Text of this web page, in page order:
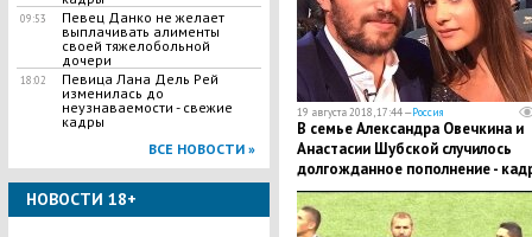
09:53
​Певец Данко не желает
выплачивать алименты
своей тяжелобольной
дочери
18:02
Певица Лана Дель Рей
изменилась до
неузнаваемости - свежие
кадры
ВСЕ НОВОСТИ »
НОВОСТИ 18+
19 августа 2018, 17:44 —Россия
В семье Александра Овечкина и
Анастасии Шубской случилось
долгожданное пополнение -